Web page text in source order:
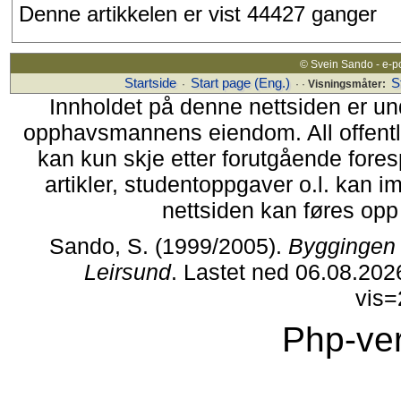
Denne artikkelen er vist 44427 ganger
© Svein Sando - e-
Startside · Start page (Eng.) · · Visningsmåter:
Innholdet på denne nettsiden er
opphavsmannens eiendom. All
kan kun skje etter forutgående
artikler, studentoppgaver o.l. kan
nettsiden kan føres
Sando, S. (1999/2005).
Leirsund. Lastet ned
Php-